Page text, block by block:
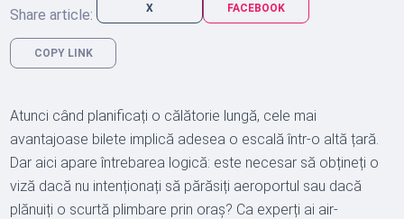
Share article: X FACEBOOK
COPY LINK
Atunci când planificați o călătorie lungă, cele mai
avantajoase bilete implică adesea o escală într-o altă țară.
Dar aici apare întrebarea logică: este necesar să obțineți o
viză dacă nu intenționați să părăsiți aeroportul sau dacă
plănuiți o scurtă plimbare prin oraș? Ca experți ai air-